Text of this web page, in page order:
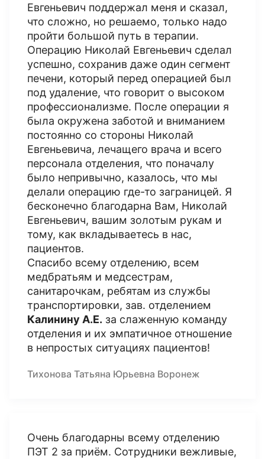
Евгеньевич поддержал меня и сказал,
что сложно, но решаемо, только надо
пройти большой путь в терапии.
Операцию Николай Евгеньевич сделал
успешно, сохранив даже один сегмент
печени, который перед операцией был
под удаление, что говорит о высоком
профессионализме. После операции я
была окружена заботой и вниманием
постоянно со стороны Николай
Евгеньевича, лечащего врача и всего
персонала отделения, что поначалу
было непривычно, казалось, что мы
делали операцию где-то заграницей. Я
бесконечно благодарна Вам, Николай
Евгеньевич, вашим золотым рукам и
тому, как вкладываетесь в нас,
пациентов.
Спасибо всему отделению, всем
медбратьям и медсестрам,
санитарочкам, ребятам из службы
транспортировки, зав. отделением
Калинину А.Е. за слаженную команду
отделения и их эмпатичное отношение
в непростых ситуациях пациентов!
Тихонова Татьяна Юрьевна Воронеж
Очень благодарны всему отделению
ПЭТ 2 за приём. Сотрудники вежливые,